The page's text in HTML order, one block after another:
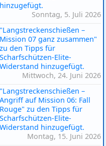
hinzugefügt.
Sonntag, 5. Juli 2026
"Langstreckenschießen –
Mission 07 ganz zusammen"
zu den Tipps für
Scharfschützen-Elite-
Widerstand hinzugefügt.
Mittwoch, 24. Juni 2026
"Langstreckenschießen –
Angriff auf Mission 06: Fall
Rouge" zu den Tipps für
Scharfschützen-Elite-
Widerstand hinzugefügt.
Montag, 15. Juni 2026